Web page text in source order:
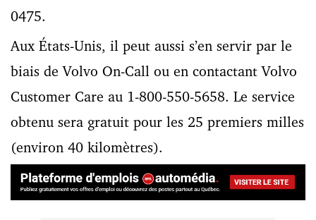
0475.
Aux États-Unis, il peut aussi s’en servir par le
biais de Volvo On-Call ou en contactant Volvo
Customer Care au 1-800-550-­5658. Le service
obtenu sera gratuit pour les 25 premiers milles
(environ 40 kilomètres).